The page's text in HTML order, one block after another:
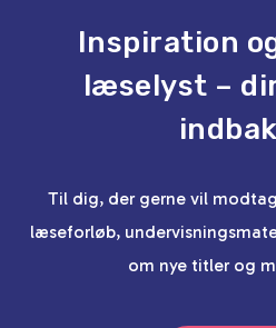
Inspiration
læselyst –
Til dig, der gerne vil
læseforløb,
om nye titler og